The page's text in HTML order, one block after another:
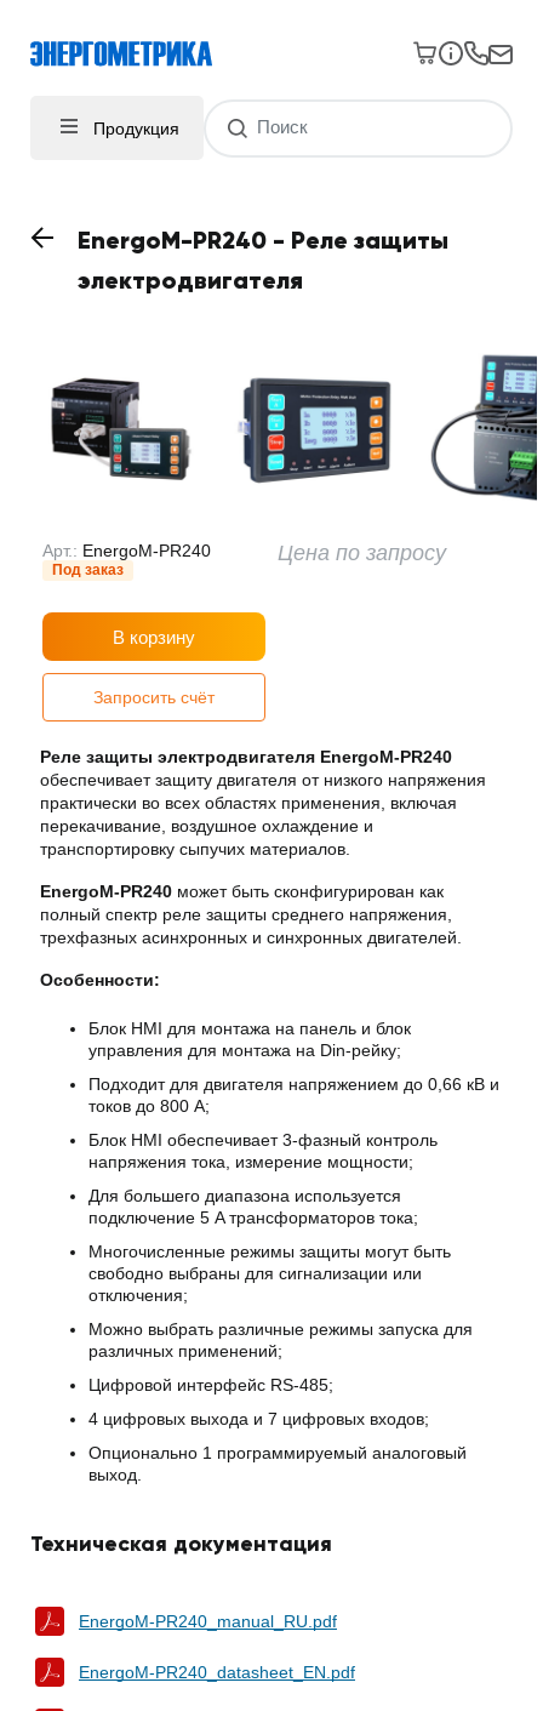
Продукция
EnergoM-PR240 - Реле защиты
электродвигателя
Арт.: EnergoM-PR240
Под заказ
Цена по запросу
В корзину
Запросить счёт
Реле защиты электродвигателя EnergoM-PR240
обеспечивает защиту двигателя от низкого напряжения
практически во всех областях применения, включая
перекачивание, воздушное охлаждение и
транспортировку сыпучих материалов.
EnergoM-PR240 может быть сконфигурирован как
полный спектр реле защиты среднего напряжения,
трехфазных асинхронных и синхронных двигателей.
Особенности:
Блок HMI для монтажа на панель и блок
управления для монтажа на Din-рейку;
Подходит для двигателя напряжением до 0,66 кВ и
токов до 800 А;
Блок HMI обеспечивает 3-фазный контроль
напряжения тока, измерение мощности;
Для большего диапазона используется
подключение 5 A трансформаторов тока;
Многочисленные режимы защиты могут быть
свободно выбраны для сигнализации или
отключения;
Можно выбрать различные режимы запуска для
различных применений;
Цифровой интерфейс RS-485;
4 цифровых выхода и 7 цифровых входов;
Опционально 1 программируемый аналоговый
выход.
Техническая документация
EnergoM-PR240_manual_RU.pdf
EnergoM-PR240_datasheet_EN.pdf